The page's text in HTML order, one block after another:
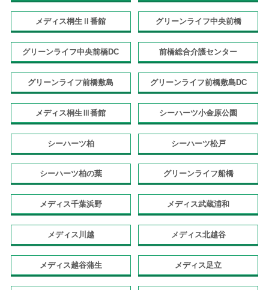
メディス桐生Ⅱ番館 グリーンライフ中央前橋
グリーンライフ中央前橋DC 前橋総合介護センター
グリーンライフ前橋敷島 グリーンライフ前橋敷島DC
メディス桐生Ⅲ番館 シーハーツ小金原公園
シーハーツ柏 シーハーツ松戸
シーハーツ柏の葉 グリーンライフ船橋
メディス千葉浜野 メディス武蔵浦和
メディス川越 メディス北越谷
メディス越谷蒲生 メディス足立